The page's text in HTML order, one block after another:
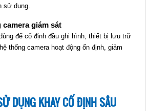
Giá: Liên hệ
sử dụng.
camera giám sát
để cố định đầu ghi hình, thiết bị lưu trữ
thống camera hoạt động ổn định, giảm
DỤNG KHAY CỐ ĐỊNH SÂU